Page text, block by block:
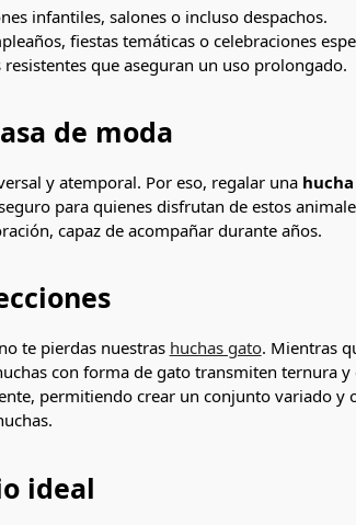
infantiles, salones o incluso despachos.
fiestas temáticas o celebraciones
que aseguran un uso prolongado.
de moda
y atemporal. Por eso, regalar una
para quienes disfrutan de estos
capaz de acompañar durante años.
te pierdas nuestras huchas gato. Mientras
con forma de gato transmiten ternura y
permitiendo crear un conjunto variado y
ideal